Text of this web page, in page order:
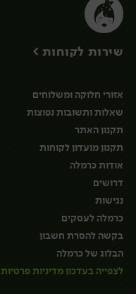
שירות לקוחות >
אזורי חלוקה ומשלוחים
שאלות ותשובות נפוצות
תקנון האתר
תקנון מועדון לקוחות
אודות כרמלה
דרושים
נגישות
כרמלה לעסקים
בקשה להסרת חשבון
הבלוג של כרמלה
לצפייה בעדכון מדיניות פרטיות